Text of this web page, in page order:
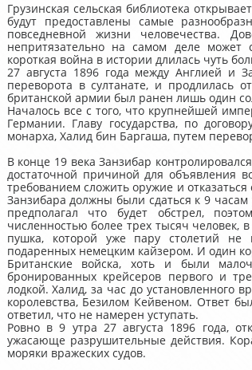
Грузинская сельская библиотека
будут предоставлены самые
повседневной жизни человечества.
непритязательно на самом деле может
короткая война в истории длилась чуть
27 августа 1896 года между Англией и
переворота в султанате, и продлилась
британской армии был ранен лишь один
Началось все с того, что крупнейшей
Германии. Главу государства, по
монарха, Халид бин Баргаша, путем
В конце 19 века Занзибар
достаточной причиной для объявления
требованием сложить оружие и
Занзибара должны были сдаться к 9
предполагал что будет обстрел,
численностью более трех тысяч
пушка, которой уже пару столетий не
подаренных немецким кайзером. И один
Британские войска, хоть и были
бронированных крейсеров первого и
лодкой. Халид, за час до установленного
королевства, Безилом Кейвеном. Ответ
ответил, что не намерен уступать.
Ровно в 9 утра 27 августа 1896 года,
ужасающе разрушительные действия.
моряки вражеских судов.